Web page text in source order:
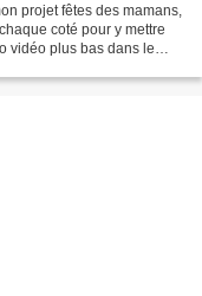
projet fêtes des mamans,
coté pour y mettre
vidéo plus bas dans le